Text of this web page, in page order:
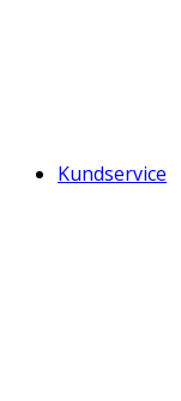
Kundservice